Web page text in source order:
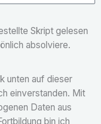
Skript gelesen
absolviere.
unten auf dieser
einverstanden. Mit
Daten aus
bin ich